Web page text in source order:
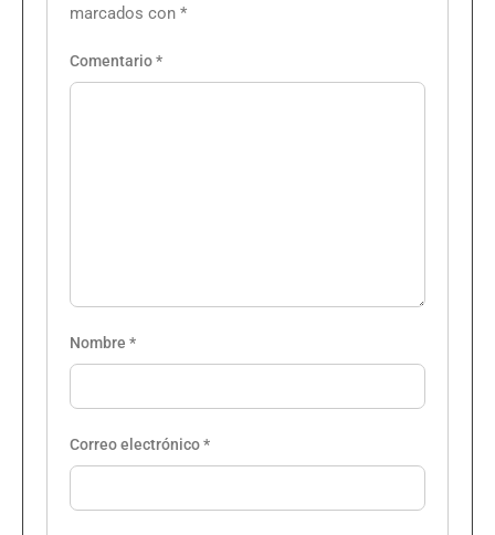
marcados con *
Comentario*
Nombre *
Correo electrónico*